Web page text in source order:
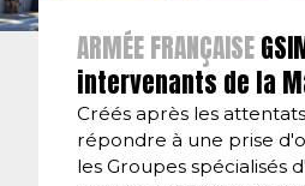
ARMÉE FRANÇAISE
intervenants de la
Créés après les
répondre à une prise
les Groupes spécialisés